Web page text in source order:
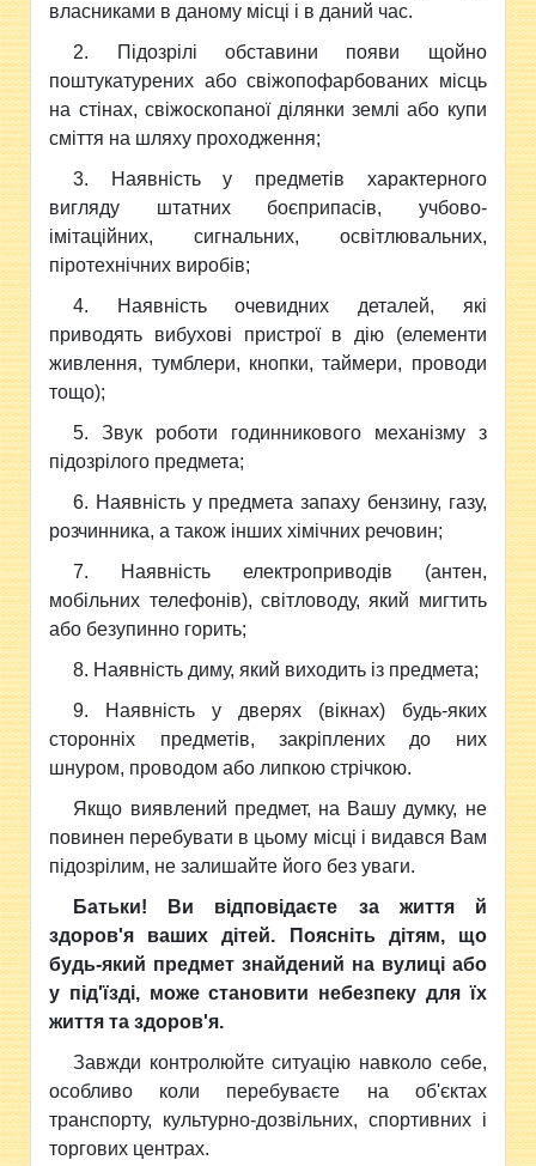
власниками в даному місці і в даний час.
2. Підозрілі обставини появи щойно
поштукатурених або свіжопофарбованих місць
на стінах, свіжоскопаної ділянки землі або купи
сміття на шляху проходження;
3. Наявність у предметів характерного
вигляду штатних боєприпасів, учбово-
імітаційних, сигнальних, освітлювальних,
піротехнічних виробів;
4. Наявність очевидних деталей, які
приводять вибухові пристрої в дію (елементи
живлення, тумблери, кнопки, таймери, проводи
тощо);
5. Звук роботи годинникового механізму з
підозрілого предмета;
6. Наявність у предмета запаху бензину, газу,
розчинника, а також інших хімічних речовин;
7. Наявність електроприводів (антен,
мобільних телефонів), світловоду, який мигтить
або безупинно горить;
8. Наявність диму, який виходить із предмета;
9. Наявність у дверях (вікнах) будь-яких
сторонніх предметів, закріплених до них
шнуром, проводом або липкою стрічкою.
Якщо виявлений предмет, на Вашу думку, не
повинен перебувати в цьому місці і видався Вам
підозрілим, не залишайте його без уваги.
Батьки! Ви відповідаєте за життя й
здоров'я ваших дітей. Поясніть дітям, що
будь-який предмет знайдений на вулиці або
у під'їзді, може становити небезпеку для їх
життя та здоров'я.
Завжди контролюйте ситуацію навколо себе,
особливо коли перебуваєте на об'єктах
транспорту, культурно-дозвільних, спортивних і
торгових центрах.